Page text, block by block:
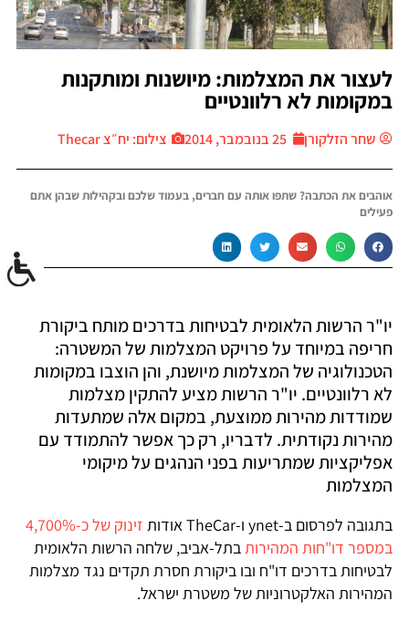
לעצור את המצלמות: מיושנות ומותקנות
במקומות לא רלוונטיים
שחר הזלקורן 25 בנובמבר, 2014 צילום: יח״צ Thecar
אוהבים את הכתבה? שתפו אותה עם חברים, בעמוד שלכם ובקהילות שבהן אתם
פעילים
יו"ר הרשות הלאומית לבטיחות בדרכים מותח ביקורת
חריפה במיוחד על פרויקט המצלמות של המשטרה:
הטכנולוגיה של המצלמות מיושנת, והן הוצבו במקומות
לא רלוונטיים. יו"ר הרשות מציע להתקין מצלמות
שמודדות מהירות ממוצעת, במקום אלה שמתעדות
מהירות נקודתית. לדבריו, רק כך אפשר להתמודד עם
אפליקציות שמתריעות בפני הנהגים על מיקומי
המצלמות
בתגובה לפרסום ב-ynet ו-TheCar אודות
זינוק של כ-4,700%
במספר דו"חות המהירותבתל-אביב, שלחה הרשות הלאומית
לבטיחות בדרכים דו"ח ובו ביקורת חסרת תקדים נגד מצלמות
המהירות האלקטרוניות של משטרת ישראל.